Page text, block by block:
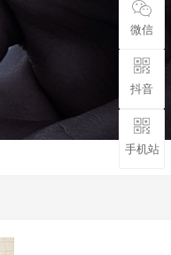
微信
抖音
手机站